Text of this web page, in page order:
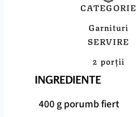
CATEGORIE
Garnituri
SERVIRE
2 porții
INGREDIENTE
400 g porumb fiert